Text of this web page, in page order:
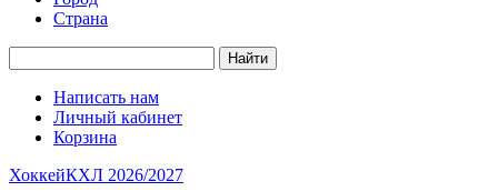
Страна
Найти
Написать нам
Личный кабинет
Корзина
ХоккейКХЛ 2026/2027